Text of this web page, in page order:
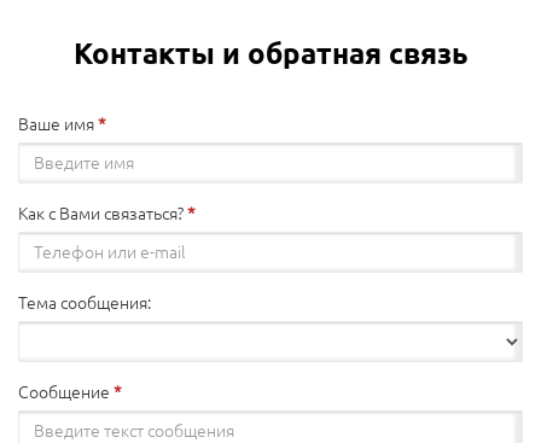
Контакты и обратная связь
Ваше имя
Как с Вами связаться?
Тема сообщения:
Сообщение